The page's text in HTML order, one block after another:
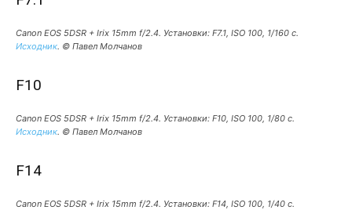
Canon EOS 5DSR + Irix 15mm f/2.4. Установки: F7.1, ISO 100, 1/160 c.
Исходник. © Павел Молчанов
F10
Canon EOS 5DSR + Irix 15mm f/2.4. Установки: F10, ISO 100, 1/80 c.
Исходник. © Павел Молчанов
F14
Canon EOS 5DSR + Irix 15mm f/2.4. Установки: F14, ISO 100, 1/40 c.